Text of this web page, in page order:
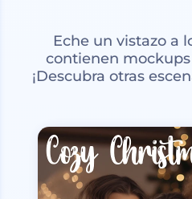
Eche un vistazo a
contienen
¡Descubra otras